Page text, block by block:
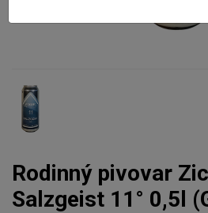
Rodinný pivovar Zichovec -
Salzgeist 11° 0,5l